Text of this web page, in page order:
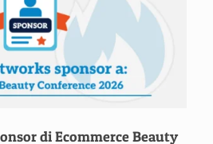
di Ecommerce Beauty